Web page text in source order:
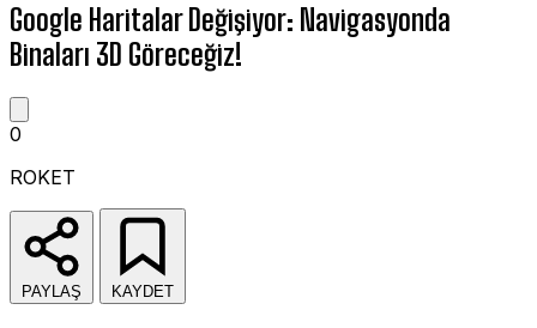
Google Haritalar Değişiyor: Navigasyonda
Binaları 3D Göreceğiz!
0
ROKET
PAYLAŞ KAYDET